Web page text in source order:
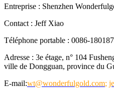
Entreprise : Shenzhen
Contact : Jeff Xiao
Téléphone portable : 0086-
Adresse : 3e étage, n° 104
ville de Dongguan, province du
E-mail:wt@wonderfulgold.com;